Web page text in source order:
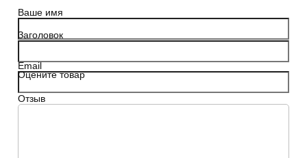
Ваше имя
Email
Заголовок
Оцените товар
Отзыв